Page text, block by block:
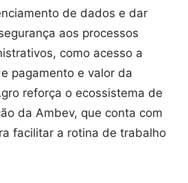
de dados e dar
aos processos
como acesso a
pagamento e valor da
reforça o ecossistema de
da Ambev, que conta com
facilitar a rotina de trabalho